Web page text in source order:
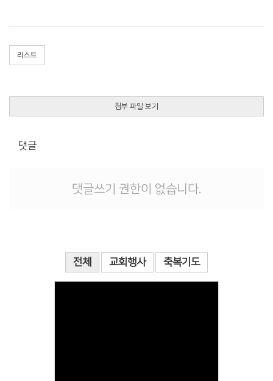
리스트
첨부 파일 보기
댓글
댓글쓰기 권한이 없습니다.
전체 교회행사 축복기도